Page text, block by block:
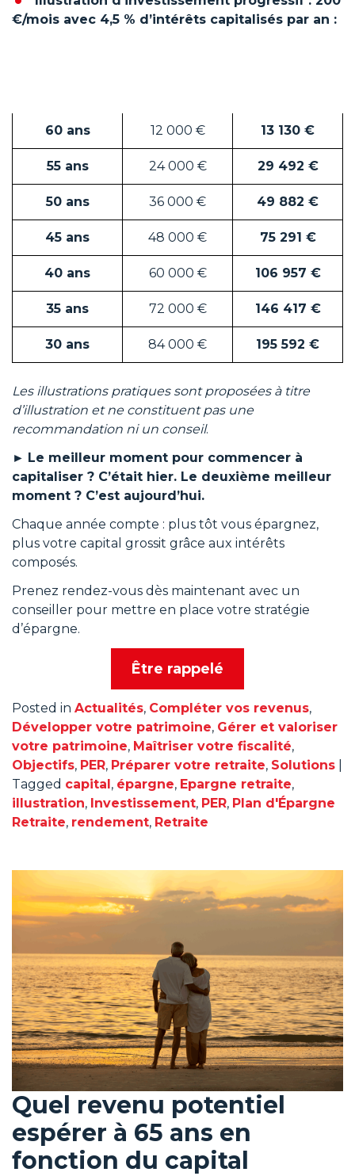
€/mois avec 4,5 % d’intérêts capitalisés par an :
60 ans 12 000 € 13 130 €
55 ans 24 000 € 29 492 €
50 ans 36 000 € 49 882 €
45 ans 48 000 € 75 291 €
40 ans 60 000 € 106 957 €
35 ans 72 000 € 146 417 €
30 ans 84 000 € 195 592 €
Les illustrations pratiques sont proposées à titre
d’illustration et ne constituent pas une
recommandation ni un conseil.
► Le meilleur moment pour commencer à
capitaliser ? C’était hier. Le deuxième meilleur
moment ? C’est aujourd’hui.
Chaque année compte : plus tôt vous épargnez,
plus votre capital grossit grâce aux intérêts
composés.
Prenez rendez-vous dès maintenant avec un
conseiller pour mettre en place votre stratégie
d’épargne.
Être rappelé
Posted in Actualités, Compléter vos revenus,
Développer votre patrimoine, Gérer et valoriser
votre patrimoine, Maîtriser votre fiscalité,
Objectifs, PER, Préparer votre retraite, Solutions
Tagged capital , épargne, Epargne retraite,
illustration, Investissement, PER, Plan d'Épargne
Retraite, rendement, Retraite
Quel revenu potentiel
espérer à 65 ans en
fonction du capital